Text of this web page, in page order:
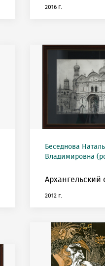
2016 г.
Беседнова
Владимировна
Архангельский
2012 г.